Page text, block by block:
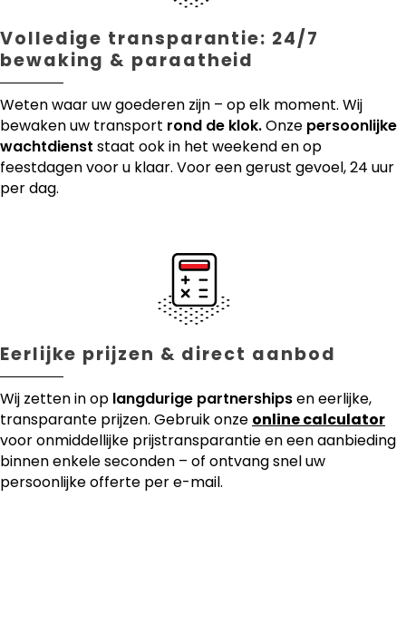
Volledige transparantie: 24/7
bewaking & paraatheid
Weten waar uw goederen zijn – op elk moment. Wij
bewaken uw transport rond de klok.Onze persoonlijke
wachtdienst staat ook in het weekend en op
feestdagen voor u klaar. Voor een gerust gevoel, 24 uur
per dag.
Eerlijke prijzen & direct aanbod
Wij zetten in op langdurige partnershipsen eerlijke,
transparante prijzen. Gebruik onze online calculator
voor onmiddellijke prijstransparantie en een aanbieding
binnen enkele seconden – of ontvang snel uw
persoonlijke offerte per e-mail.